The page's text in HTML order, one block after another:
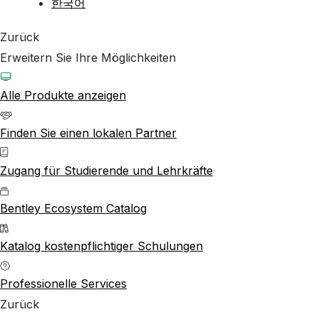
Zurück
Erweitern Sie Ihre Möglichkeiten
Alle Produkte anzeigen
Finden Sie einen lokalen Partner
Zugang für Studierende und Lehrkräfte
Bentley Ecosystem Catalog
Katalog kostenpflichtiger Schulungen
Professionelle Services
Zurück